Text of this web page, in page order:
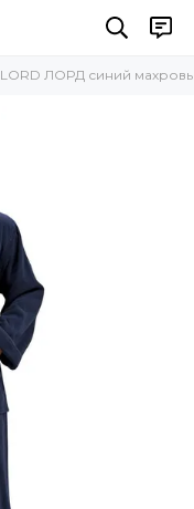
LORD ЛОРД синий